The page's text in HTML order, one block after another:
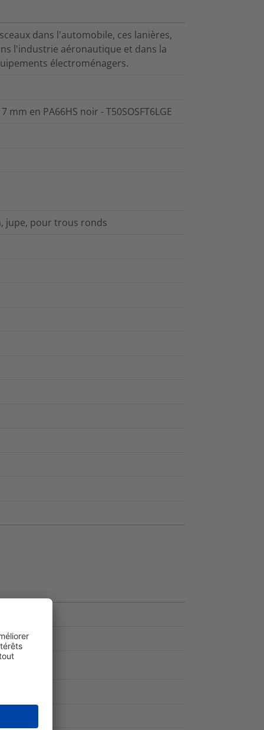
dans l'automobile, ces lanières,
l'industrie aéronautique et dans la
électroménagers.
en PA66HS noir - T50SOSFT6LGE
jupe, pour trous ronds